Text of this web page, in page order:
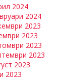
2024
2024
2023
2023
2023
2023
2023
2023